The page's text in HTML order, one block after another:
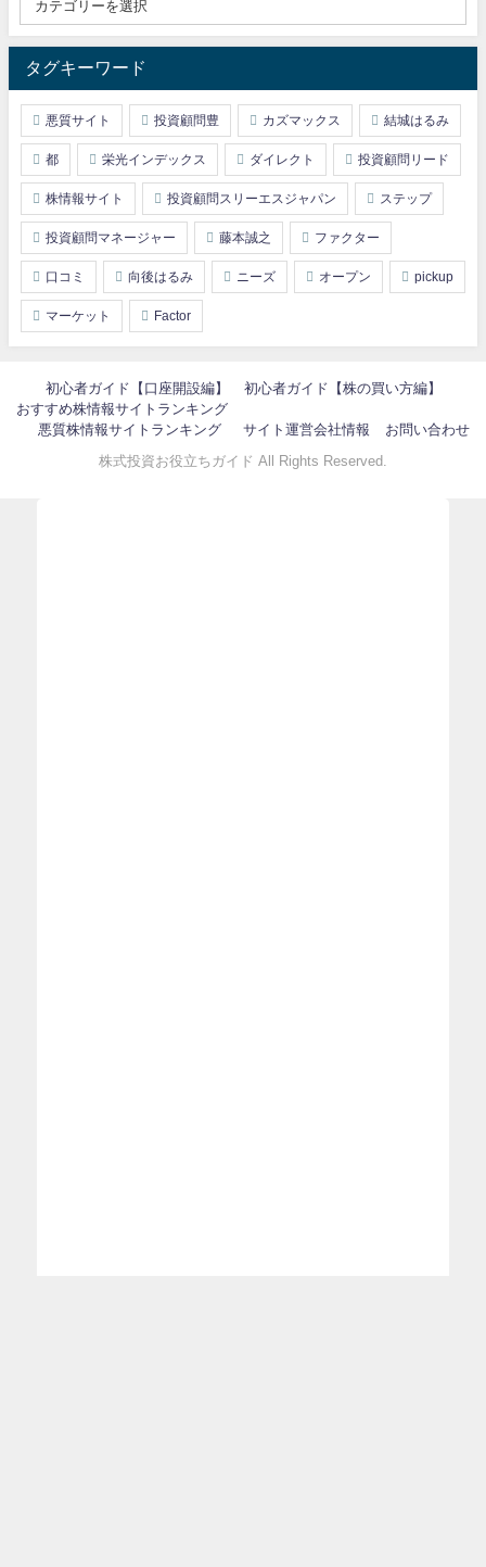
タグキーワード
悪質サイト 投資顧問豊 カズマックス 結城はるみ
都 栄光インデックス ダイレクト 投資顧問リード
株情報サイト 投資顧問スリーエスジャパン ステップ
投資顧問マネージャー 藤本誠之 ファクター
口コミ 向後はるみ ニーズ オープン pickup
マーケット Factor
初心者ガイド【口座開設編】
初心者ガイド【株の買い方編】
おすすめ株情報サイトランキング
悪質株情報サイトランキング
サイト運営会社情報
お問い合わせ
株式投資お役立ちガイド All Rights Reserved.